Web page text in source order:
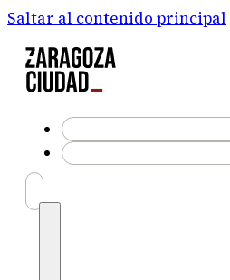
Saltar al contenido principal